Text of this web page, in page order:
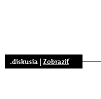
.diskusia | Zobraziť